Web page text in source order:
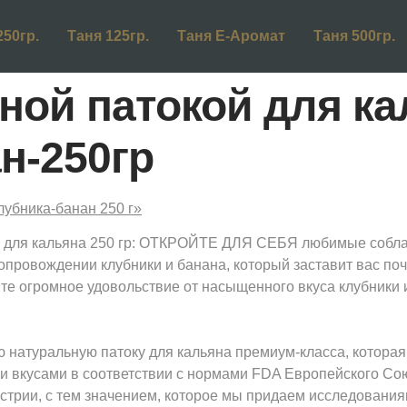
Таня 125гр. Таня Е-Аромат Таня 500гр.
патокой для
250гр
кальяна 250 гр: ОТКРОЙТЕ ДЛЯ СЕБЯ любимые
клубники и банана, который заставит вас
огромное удовольствие от насыщенного вкуса
патоку для кальяна премиум-класса,
вкусами в соответствии с нормами FDA Европейского
с тем значением, которое мы придаем